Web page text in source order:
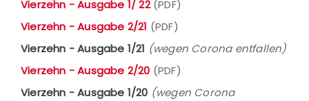
Vierzehn - Ausgabe 1/ 22(PDF)
Vierzehn - Ausgabe 2/21 (PDF)
Vierzehn - Ausgabe 1/21 (wegen Corona entfallen)
Vierzehn - Ausgabe 2/20 (PDF)
Vierzehn - Ausgabe 1/20 (wegen Corona